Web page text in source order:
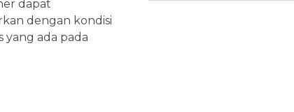
dapat
dengan kondisi
yang ada pada